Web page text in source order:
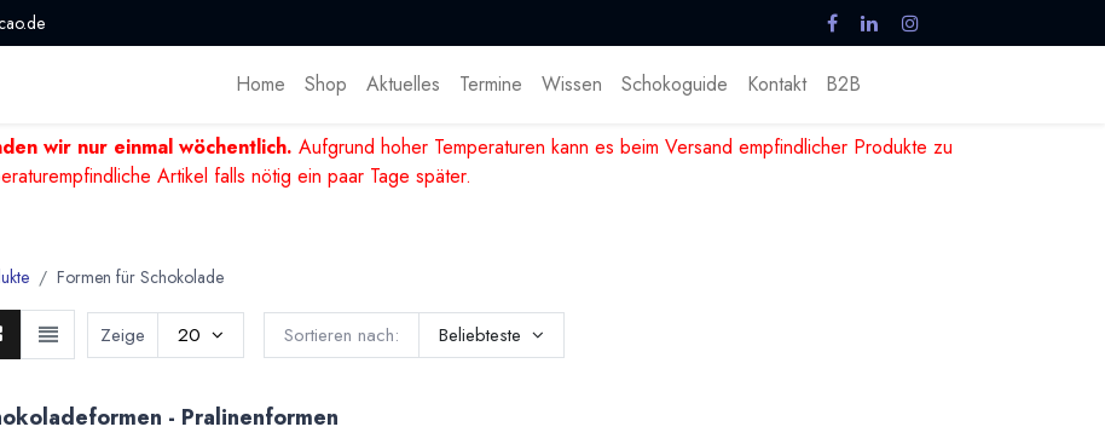
Home Shop Aktuelles Termine Wissen Schokoguide Kontakt B2B
wir nur einmal wöchentlich. Aufgrund hoher Temperaturen kann es beim Versand empfindlicher Produkte zu
Artikel falls nötig ein paar Tage später.
Formen für Schokolade
Sortieren nach: Beliebteste
Zeige 20
- Pralinenformen